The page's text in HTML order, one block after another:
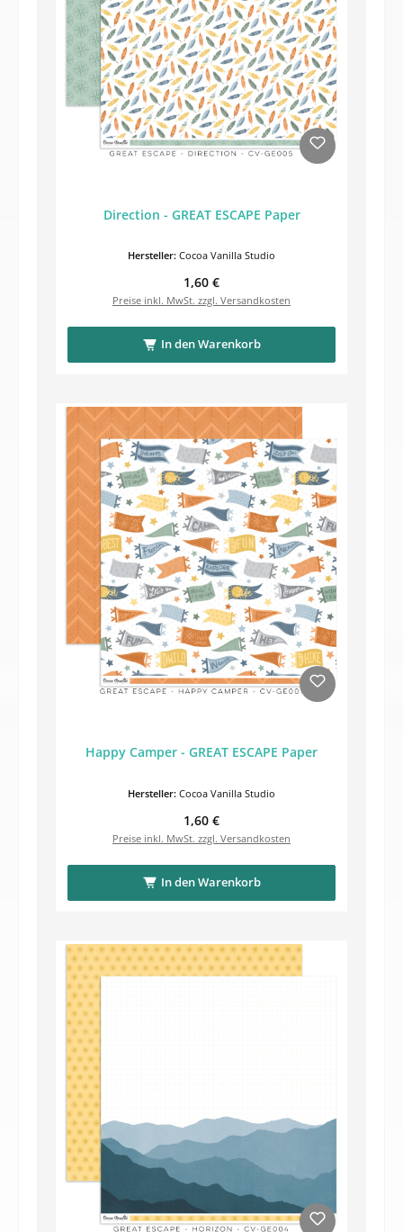
Direction - GREAT ESCAPE Paper
Hersteller: Cocoa Vanilla Studio
Regulärer Preis:
1,60 €
Preise inkl. MwSt. zzgl. Versandkosten
In den Warenkorb
Happy Camper - GREAT ESCAPE Paper
Hersteller: Cocoa Vanilla Studio
Regulärer Preis:
1,60 €
Preise inkl. MwSt. zzgl. Versandkosten
In den Warenkorb